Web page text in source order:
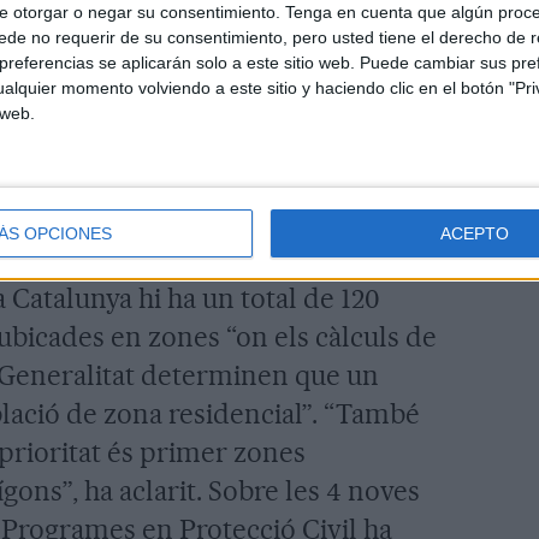
otorgar o negar su consentimiento. Tenga en cuenta que algún
no requerir de su consentimiento, pero usted tiene el derecho de
se aplicarán solo a este sitio web. Puede cambiar sus
momento volviendo a este sitio y haciendo clic en el botón
OPCIONES ACEPTO
(Selva). Les 16 sirenes estan
on hi ha 29 establiments que
La població censada
les sirenes és de 38.760
de població més gran és la
hi ha un total de 120
en zones “on els càlculs de
determinen que un
de zona residencial”. “També
és primer zones
ha aclarit. Sobre les 4 noves
en Protecció Civil ha